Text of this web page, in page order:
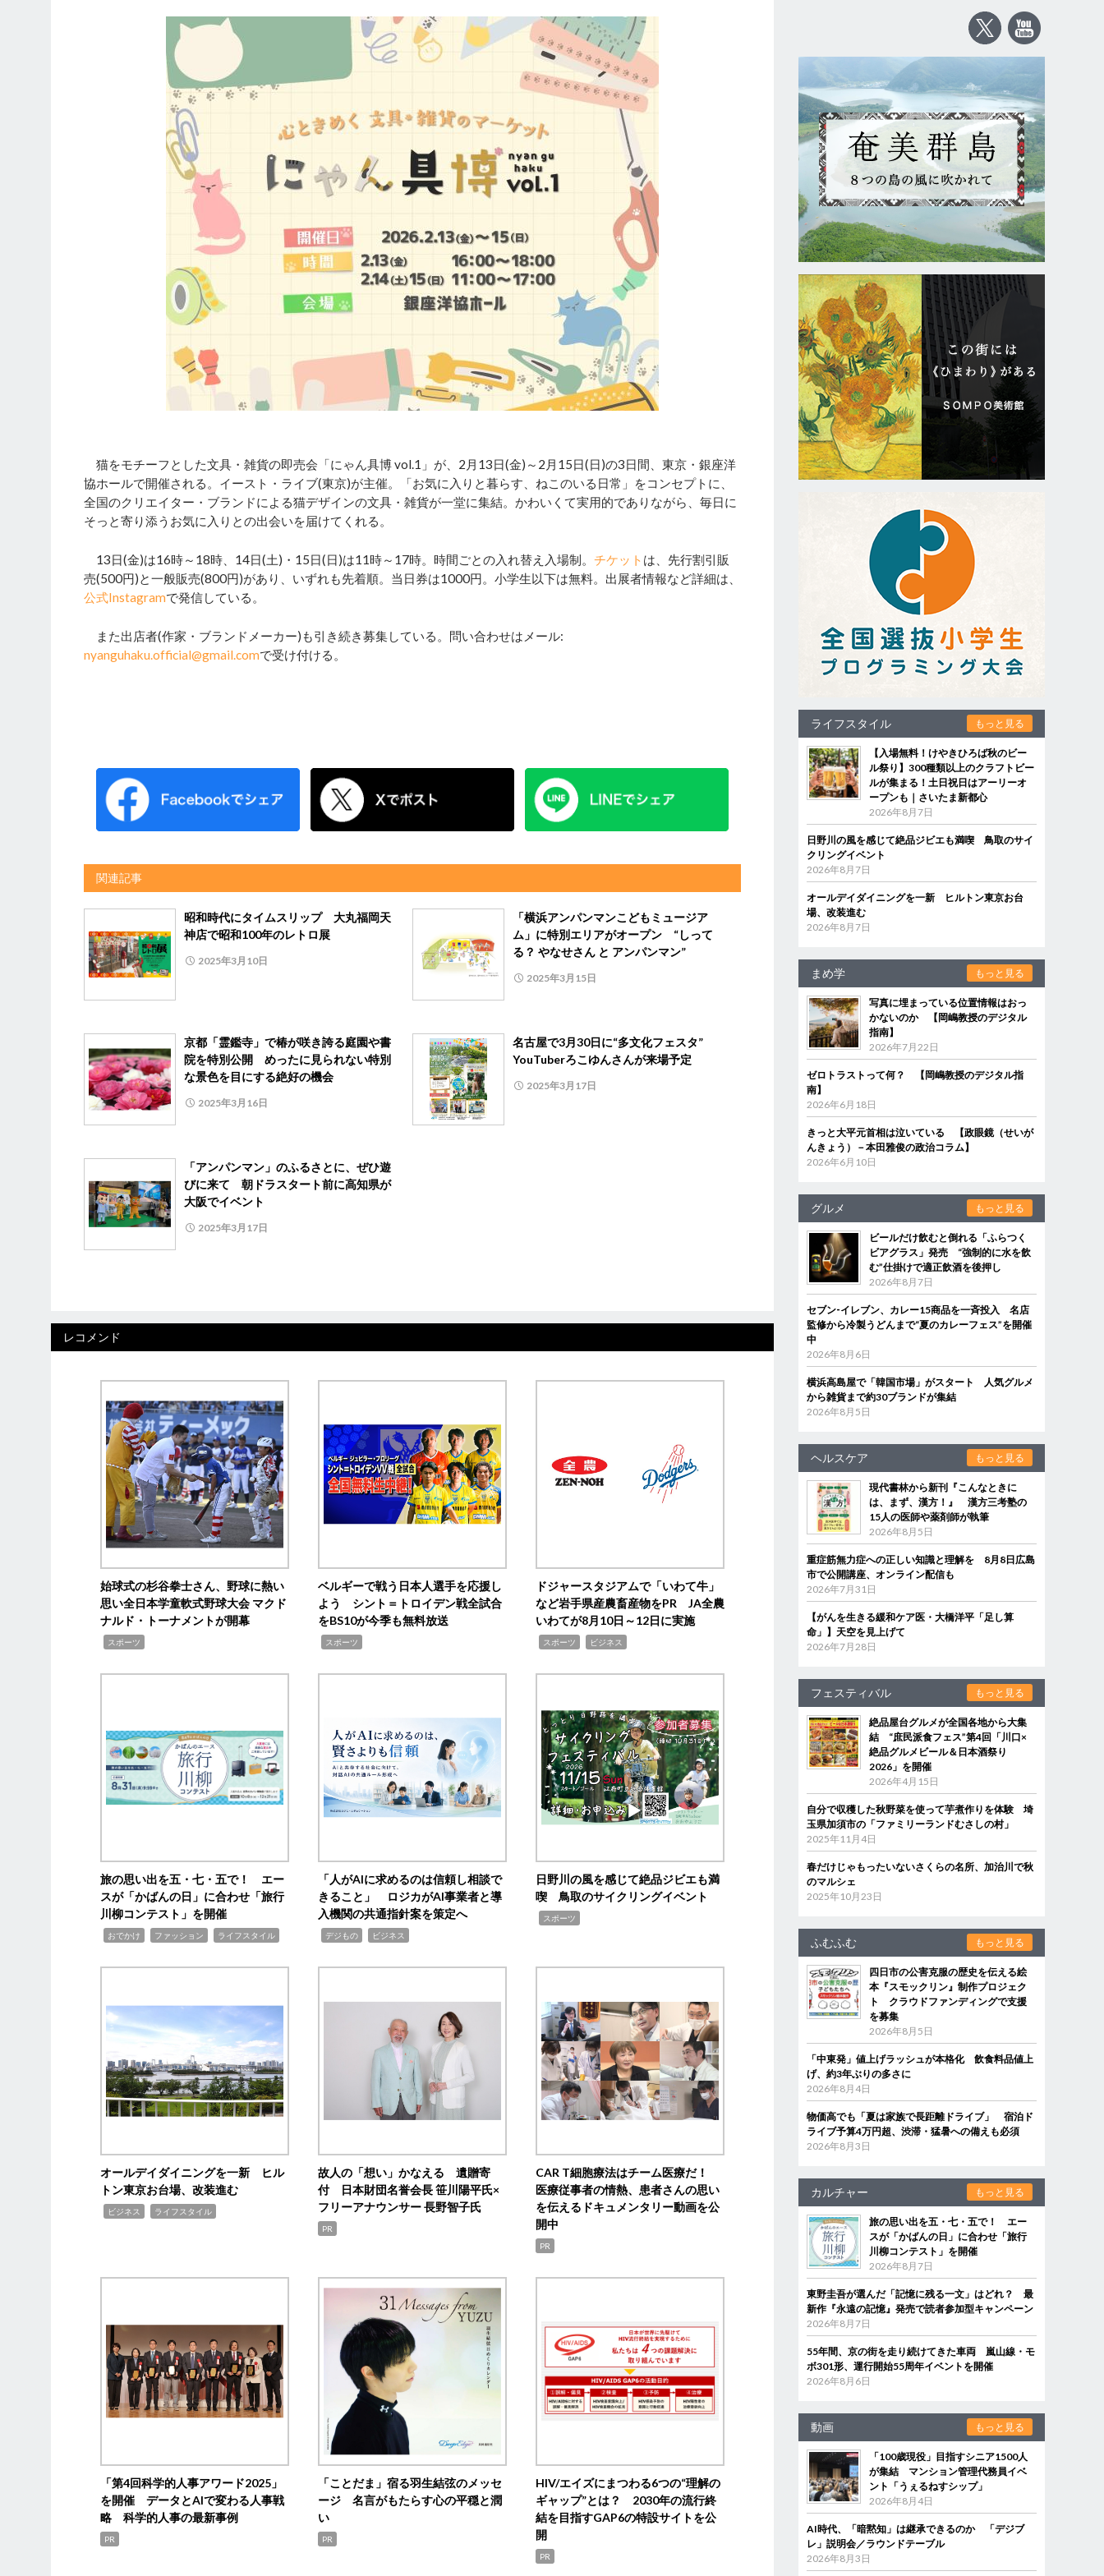
猫をモチーフとした文具・雑貨の即売会「にゃん具博 vol.1」が、2月13日(金)～2月15日(日)の3日間、東京・銀座洋
協ホールで開催される。イースト・ライブ(東京)が主催。「お気に入りと暮らす、ねこのいる日常」をコンセプトに、
全国のクリエイター・ブランドによる猫デザインの文具・雑貨が一堂に集結。かわいくて実用的でありながら、毎日に
そっと寄り添うお気に入りとの出会いを届けてくれる。
13日(金)は16時～18時、14日(土)・15日(日)は11時～17時。時間ごとの入れ替え入場制。 チケット は、先行割引販
売(500円)と一般販売(800円)があり、いずれも先着順。当日券は1000円。小学生以下は無料。出展者情報など詳細は、
公式Instagramで発信している。
また出店者(作家・ブランドメーカー)も引き続き募集している。問い合わせはメール:
nyanguhaku.official@gmail.comで受け付ける。
関連記事
昭和時代にタイムスリップ 大丸福岡天
神店で昭和100年のレトロ展
2025年3月10日
「横浜アンパンマンこどもミュージア
ム」に特別エリアがオープン “しって
る？ やなせさん と アンパンマン”
2025年3月15日
京都「霊鑑寺」で椿が咲き誇る庭園や書
院を特別公開 めったに見られない特別
な景色を目にする絶好の機会
2025年3月16日
名古屋で3月30日に“多文化フェスタ”
YouTuberろこゆんさんが来場予定
2025年3月17日
「アンパンマン」のふるさとに、ぜひ遊
びに来て 朝ドラスタート前に高知県が
大阪でイベント
2025年3月17日
レコメンド
始球式の杉谷拳士さん、野球に熱い
思い全日本学童軟式野球大会 マクド
ナルド・トーナメントが開幕
スポーツ
ベルギーで戦う日本人選手を応援し
よう シント＝トロイデン戦全試合
をBS10が今季も無料放送
スポーツ
ドジャースタジアムで「いわて牛」
など岩手県産農畜産物をPR JA全農
いわてが8月10日～12日に実施
スポーツ ビジネス
旅の思い出を五・七・五で！ エー
スが「かばんの日」に合わせ「旅行
川柳コンテスト」を開催
おでかけ ファッション ライフスタイル
「人がAIに求めるのは信頼し相談で
きること」 ロジカがAI事業者と導
入機関の共通指針案を策定へ
デジもの ビジネス
日野川の風を感じて絶品ジビエも満
喫 鳥取のサイクリングイベント
スポーツ
オールデイダイニングを一新 ヒル
トン東京お台場、改装進む
ビジネス ライフスタイル
故人の「想い」かなえる 遺贈寄
付 日本財団名誉会長 笹川陽平氏×
フリーアナウンサー 長野智子氏
PR
CAR T細胞療法はチーム医療だ！
医療従事者の情熱、患者さんの思い
を伝えるドキュメンタリー動画を公
開中
PR
「第4回科学的人事アワード2025」
を開催 データとAIで変わる人事戦
略 科学的人事の最新事例
PR
「ことだま」宿る羽生結弦のメッセ
ージ 名言がもたらす心の平穏と潤
い
PR
HIV/エイズにまつわる6つの“理解の
ギャップ”とは？ 2030年の流行終
結を目指すGAP6の特設サイトを公
開
PR
ライフスタイル もっと見る
【入場無料！けやきひろば秋のビー
ル祭り】300種類以上のクラフトビー
ルが集まる！土日祝日はアーリーオ
ープンも｜さいたま新都心
2026年8月7日
日野川の風を感じて絶品ジビエも満喫 鳥取のサイ
クリングイベント
2026年8月7日
オールデイダイニングを一新 ヒルトン東京お台
場、改装進む
2026年8月7日
まめ学 もっと見る
写真に埋まっている位置情報はおっ
かないのか 【岡嶋教授のデジタル
指南】
2026年7月22日
ゼロトラストって何？ 【岡嶋教授のデジタル指
南】
2026年6月18日
きっと大平元首相は泣いている 【政眼鏡（せいが
んきょう）－本田雅俊の政治コラム】
2026年6月10日
グルメ もっと見る
ビールだけ飲むと倒れる「ふらつく
ビアグラス」発売 “強制的に水を飲
む”仕掛けで適正飲酒を後押し
2026年8月7日
セブン‐イレブン、カレー15商品を一斉投入 名店
監修から冷製うどんまで“夏のカレーフェス”を開催
中
2026年8月6日
横浜高島屋で「韓国市場」がスタート 人気グルメ
から雑貨まで約30ブランドが集結
2026年8月5日
ヘルスケア もっと見る
現代書林から新刊『こんなときに
は、まず、漢方！』 漢方三考塾の
15人の医師や薬剤師が執筆
2026年8月5日
重症筋無力症への正しい知識と理解を 8月8日広島
市で公開講座、オンライン配信も
2026年7月31日
【がんを生きる緩和ケア医・大橋洋平「足し算
命」】天空を見上げて
2026年7月28日
フェスティバル もっと見る
絶品屋台グルメが全国各地から大集
結 “庶民派食フェス”第4回「川口×
絶品グルメビール＆日本酒祭り
2026」を開催
2026年4月15日
自分で収穫した秋野菜を使って芋煮作りを体験 埼
玉県加須市の「ファミリーランドむさしの村」
2025年11月4日
春だけじゃもったいないさくらの名所、加治川で秋
のマルシェ
2025年10月23日
ふむふむ もっと見る
四日市の公害克服の歴史を伝える絵
本『スモックリン』制作プロジェク
ト クラウドファンディングで支援
を募集
2026年8月5日
「中東発」値上げラッシュが本格化 飲食料品値上
げ、約3年ぶりの多さに
2026年8月4日
物価高でも「夏は家族で長距離ドライブ」 宿泊ド
ライブ予算4万円超、渋滞・猛暑への備えも必須
2026年8月3日
カルチャー もっと見る
旅の思い出を五・七・五で！ エー
スが「かばんの日」に合わせ「旅行
川柳コンテスト」を開催
2026年8月7日
東野圭吾が選んだ「記憶に残る一文」はどれ？ 最
新作『永遠の記憶』発売で読者参加型キャンペーン
2026年8月7日
55年間、京の街を走り続けてきた車両 嵐山線・モ
ボ301形、運行開始55周年イベントを開催
2026年8月6日
動画 もっと見る
「100歳現役」目指すシニア1500人
が集結 マンション管理代務員イベ
ント「うぇるねすシップ」
2026年8月4日
AI時代、「暗黙知」は継承できるのか 「デジブ
レ」説明会／ラウンドテーブル
2026年8月3日